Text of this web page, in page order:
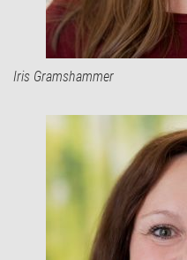
Iris Gramshammer